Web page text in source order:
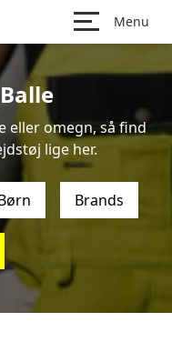
Menu
eller omegn, så find
lige her.
Brands